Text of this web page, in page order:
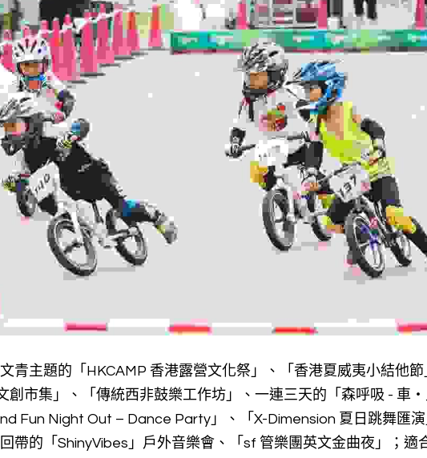
青主題的「HKCAMP 香港露營文化祭」、「香港夏威夷⼩結他
創市集」、「傳統西非鼓樂工作坊」、一連三天的「森呼吸 - 車‧
Fun Night Out – Dance Party」、「X-Dimension 夏日跳舞匯
帶的「ShinyVibes」戶外音樂會、「sf 管樂團英文金曲夜」；適